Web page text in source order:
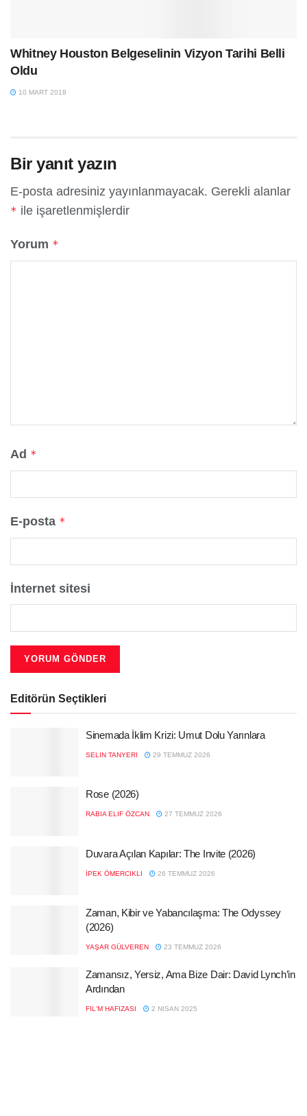
Whitney Houston Belgeselinin Vizyon Tarihi Belli
Oldu
10 MART 2018
Bir yanıt yazın
E-posta adresiniz yayınlanmayacak. Gerekli alanlar
* ile işaretlenmişlerdir
Yorum *
Ad *
E-posta *
İnternet sitesi
Editörün Seçtikleri
Sinemada İklim Krizi: Umut Dolu Yarınlara
SELIN TANYERI 29 TEMMUZ 2026
Rose (2026)
RABIA ELIF ÖZCAN 27 TEMMUZ 2026
Duvara Açılan Kapılar: The Invite (2026)
İPEK ÖMERCIKLI 26 TEMMUZ 2026
Zaman, Kibir ve Yabancılaşma: The Odyssey
(2026)
YAŞAR GÜLVEREN 23 TEMMUZ 2026
Zamansız, Yersiz, Ama Bize Dair: David Lynch’in
Ardından
FIL'M HAFIZASI 2 NISAN 2025